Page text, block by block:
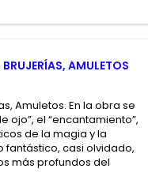
AMULETOS
Amuletos. En la obra se
ojo”, el “encantamiento”,
de la magia y la
fantástico, casi olvidado,
más profundos del